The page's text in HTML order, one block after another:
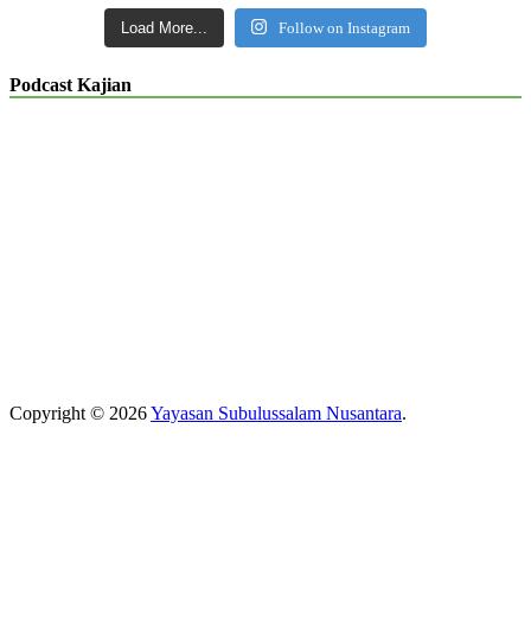
Load More... Follow on Instagram
Podcast Kajian
Copyright © 2026Yayasan Subulussalam Nusantara.